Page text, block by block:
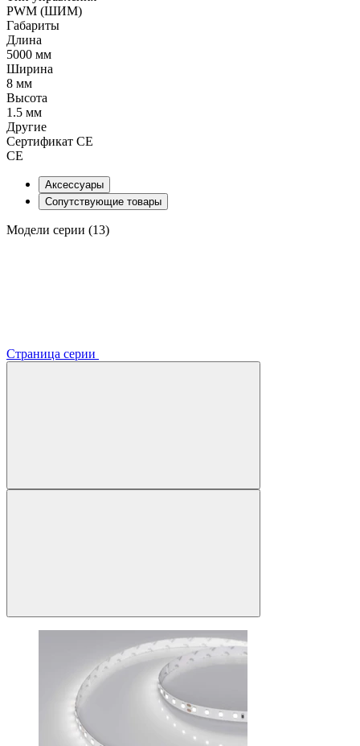
PWM (ШИМ)
Габариты
Длина
5000 мм
Ширина
8 мм
Высота
1.5 мм
Другие
Сертификат CE
CE
Аксессуары
Сопутствующие товары
Модели серии (13)
Страница серии